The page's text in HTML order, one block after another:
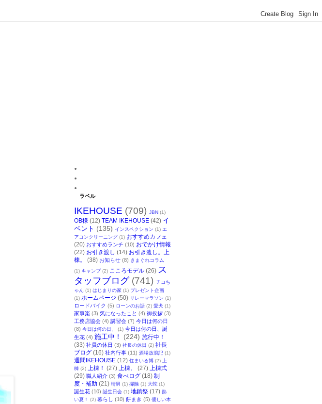
ラベル
IKEHOUSE (709) JBN (1)
OB様 (12) TEAM IKEHOUSE (42) イ
ベント (135) インスペクション (1) エ
アコンクリーニング (1) おすすめカフェ
(20) おすすめランチ (10) おでかけ情報
(22) お引き渡し (14) お引き渡し。上
棟。
(38) お知らせ (8) きまぐれコラム
(1) キャンプ (2) こころモデル (26) ス
タッフブログ (741) チコち
ゃん
(1) はじまりの家 (1) プレゼント企画
(1) ホームページ (50) リレーマラソン (1)
ロードバイク (5) ローンのお話 (2) 愛犬 (1)
家事楽 (3) 気になったこと (4) 御挨拶 (3)
工務店協会 (4) 講習会 (7) 今日は何の日
(8) 今日は何の日、 (1) 今日は何の日、誕
生花 (4) 施工中！ (224) 施行中！
(33) 社員の休日 (3) 社長の休日 (2) 社長
ブログ (16) 社内行事 (11) 酒場放浪記 (1)
週間IKEHOUSE (12) 住まいる博 (2)
上
棟 (2) 上棟！ (27) 上棟。 (27) 上棟式
(29) 職人紹介 (3) 食べログ (18) 制
度・補助 (21) 晴男 (1) 掃除 (1) 大蛇 (1)
誕生花 (10) 誕生日会 (1) 地鎮祭 (17) 熱
い夏！
(2) 暮らし (10) 餅まき (5) 優しい木